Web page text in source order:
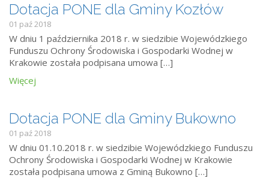
Dotacja PONE dla Gminy Kozłów
01 paź 2018
W dniu 1 października 2018 r. w siedzibie Wojewódzkiego
Funduszu Ochrony Środowiska i Gospodarki Wodnej w
Krakowie została podpisana umowa […]
Więcej
Dotacja PONE dla Gminy Bukowno
01 paź 2018
W dniu 01.10.2018 r. w siedzibie Wojewódzkiego Funduszu
Ochrony Środowiska i Gospodarki Wodnej w Krakowie
została podpisana umowa z Gminą Bukowno […]